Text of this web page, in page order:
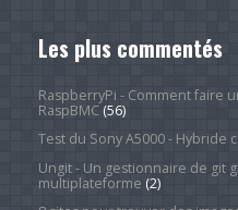
Les plus commentés
RaspberryPi - Comment faire
RaspBMC(56)
Test du Sony A5000 - Hybride
Ungit - Un gestionnaire de git
multiplateforme (2)